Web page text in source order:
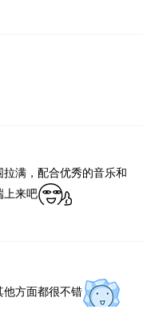
满，配合优秀的音乐和
上来吧
方面都很不错